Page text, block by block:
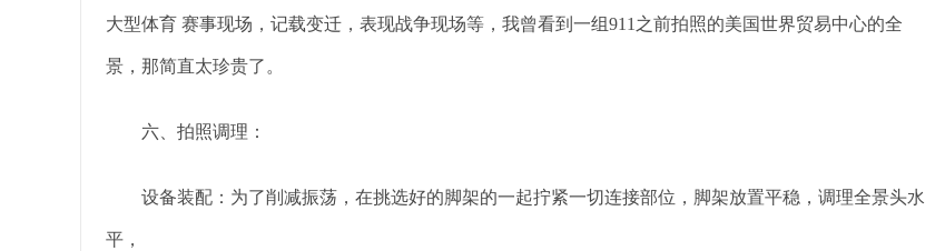
大型体育 赛事现场，记载变迁，表现战争现场等，我曾看到一组911之前拍照的美国世界贸易中心的全
景，那简直太珍贵了。
六、拍照调理：
设备装配：为了削减振荡，在挑选好的脚架的一起拧紧一切连接部位，脚架放置平稳，调理全景头水
平，